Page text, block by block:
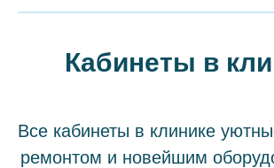
Кабинеты в
Все кабинеты в клинике
ремонтом и новейшим